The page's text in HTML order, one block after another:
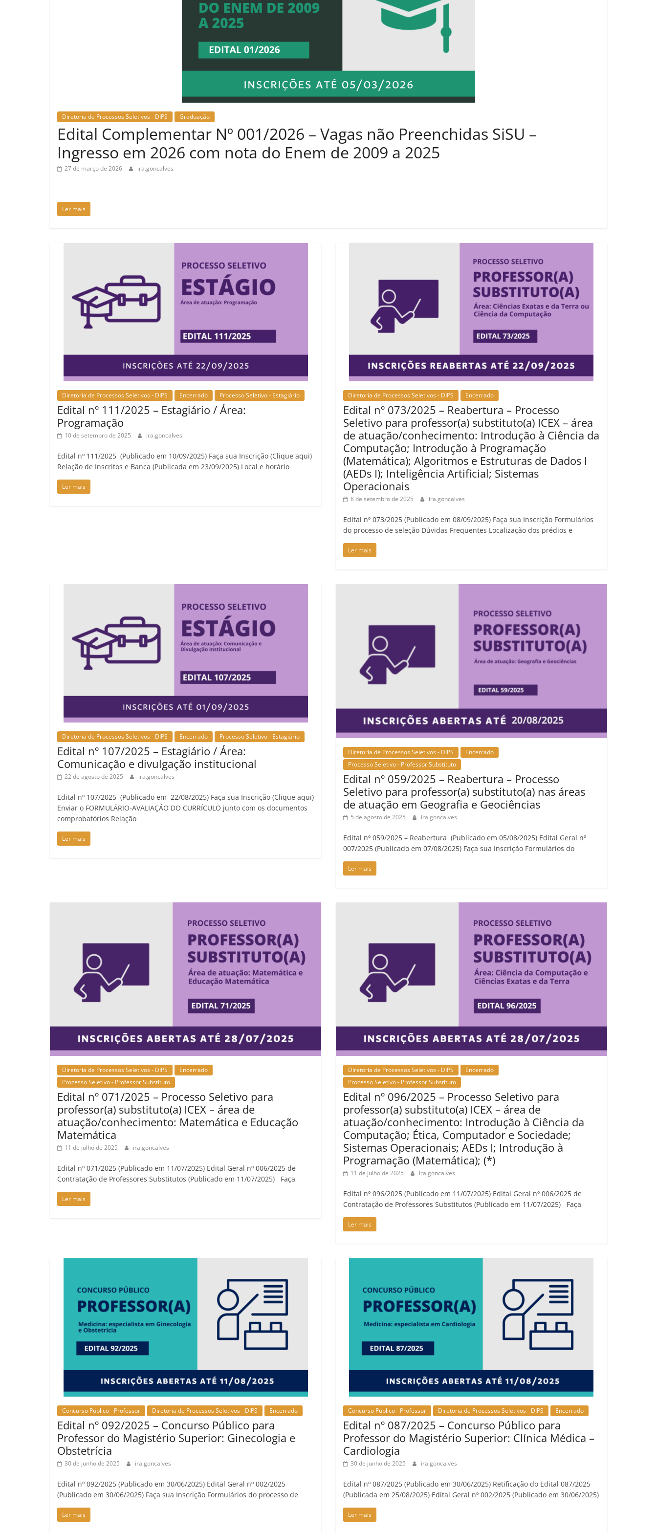
Diretoria de Processos Seletivos - DIPS Graduação
Edital Complementar Nº 001/2026 – Vagas não Preenchidas SiSU –
Ingresso em 2026 com nota do Enem de 2009 a 2025
27 de março de 2026 ira.goncalves
Ler mais
Diretoria de Processos Seletivos - DIPS Encerrado Processo Seletivo - Estagiário
Edital nº 111/2025 – Estagiário / Área:
Programação
10 de setembro de 2025 ira.goncalves
Edital nº 111/2025 (Publicado em 10/09/2025) Faça sua Inscrição (Clique aqui)
Relação de Inscritos e Banca (Publicada em 23/09/2025) Local e horário
Ler mais
Diretoria de Processos Seletivos - DIPS Encerrado
Edital nº 073/2025 – Reabertura – Processo
Seletivo para professor(a) substituto(a) ICEX – área
de atuação/conhecimento: Introdução à Ciência da
Computação; Introdução à Programação
(Matemática); Algoritmos e Estruturas de Dados I
(AEDs I); Inteligência Artificial; Sistemas
Operacionais
8 de setembro de 2025 ira.goncalves
Edital nº 073/2025 (Publicado em 08/09/2025) Faça sua Inscrição Formulários
do processo de seleção Dúvidas Frequentes Localização dos prédios e
Ler mais
Diretoria de Processos Seletivos - DIPS Encerrado Processo Seletivo - Estagiário
Edital nº 107/2025 – Estagiário / Área:
Comunicação e divulgação institucional
22 de agosto de 2025 ira.goncalves
Edital nº 107/2025 (Publicado em 22/08/2025) Faça sua Inscrição (Clique aqui)
Enviar o FORMULÁRIO-AVALIAÇÃO DO CURRÍCULO junto com os documentos
comprobatórios Relação
Ler mais
Diretoria de Processos Seletivos - DIPS
Encerrado
Processo Seletivo - Professor Substituto
Edital nº 059/2025 – Reabertura – Processo
Seletivo para professor(a) substituto(a) nas áreas
de atuação em Geografia e Geociências
5 de agosto de 2025 ira.goncalves
Edital nº 059/2025 – Reabertura (Publicado em 05/08/2025) Edital Geral nº
007/2025 (Publicado em 07/08/2025) Faça sua Inscrição Formulários do
Ler mais
Diretoria de Processos Seletivos - DIPS
Encerrado
Processo Seletivo - Professor Substituto
Edital nº 071/2025 – Processo Seletivo para
professor(a) substituto(a) ICEX – área de
atuação/conhecimento: Matemática e Educação
Matemática
11 de julho de 2025 ira.goncalves
Edital nº 071/2025 (Publicado em 11/07/2025) Edital Geral nº 006/2025 de
Contratação de Professores Substitutos (Publicado em 11/07/2025) Faça
Ler mais
Diretoria de Processos Seletivos - DIPS
Encerrado
Processo Seletivo - Professor Substituto
Edital nº 096/2025 – Processo Seletivo para
professor(a) substituto(a) ICEX – área de
atuação/conhecimento: Introdução à Ciência da
Computação; Ética, Computador e Sociedade;
Sistemas Operacionais; AEDs I; Introdução à
Programação (Matemática); (*)
11 de julho de 2025 ira.goncalves
Edital nº 096/2025 (Publicado em 11/07/2025) Edital Geral nº 006/2025 de
Contratação de Professores Substitutos (Publicado em 11/07/2025) Faça
Ler mais
Concurso Público - Professor Diretoria de Processos Seletivos - DIPS Encerrado
Edital nº 092/2025 – Concurso Público para
Professor do Magistério Superior: Ginecologia e
Obstetrícia
30 de junho de 2025 ira.goncalves
Edital nº 092/2025 (Publicado em 30/06/2025) Edital Geral nº 002/2025
(Publicado em 30/06/2025) Faça sua Inscrição Formulários do processo de
Ler mais
Concurso Público - Professor Diretoria de Processos Seletivos - DIPS Encerrado
Edital nº 087/2025 – Concurso Público para
Professor do Magistério Superior: Clínica Médica –
Cardiologia
30 de junho de 2025 ira.goncalves
Edital nº 087/2025 (Publicado em 30/06/2025) Retificação do Edital 087/2025
(Publicada em 25/08/2025) Edital Geral nº 002/2025 (Publicado em 30/06/2025)
Ler mais